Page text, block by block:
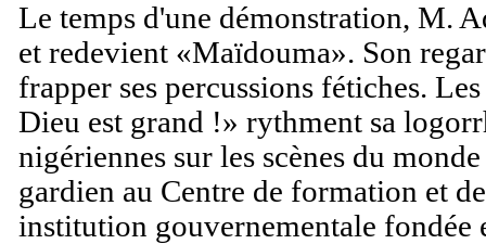
Le temps d'une démonstration, M.
et redevient «Maïdouma». Son
frapper ses percussions fétiches.
Dieu est grand !» rythment sa
nigériennes sur les scènes du
gardien au Centre de formation et
institution gouvernementale fondée